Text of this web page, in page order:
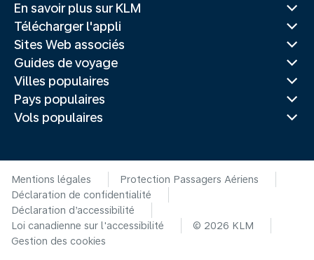
En savoir plus sur KLM
Télécharger l'appli
Sites Web associés
Guides de voyage
Villes populaires
Pays populaires
Vols populaires
Mentions légales
Protection Passagers Aériens
Déclaration de confidentialité
Déclaration d’accessibilité
Loi canadienne sur l'accessibilité
© 2026 KLM
Gestion des cookies